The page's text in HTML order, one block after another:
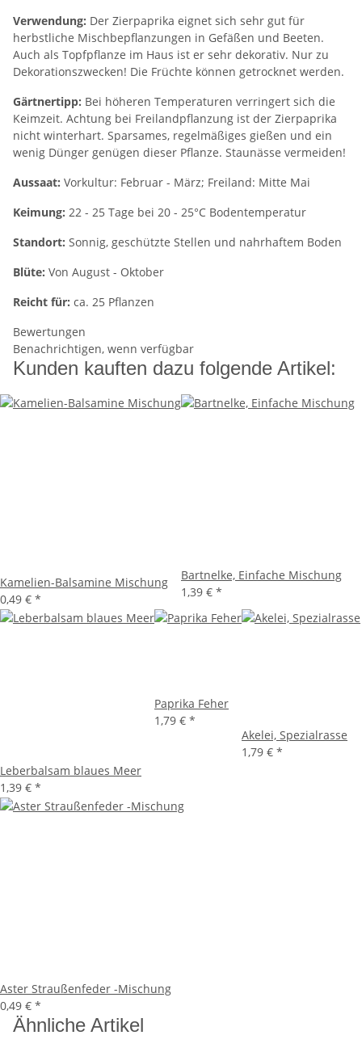
Verwendung: Der Zierpaprika eignet sich sehr gut für
herbstliche Mischbepflanzungen in Gefäßen und Beeten.
Auch als Topfpflanze im Haus ist er sehr dekorativ. Nur zu
Dekorationszwecken! Die Früchte können getrocknet werden.
Gärtnertipp: Bei höheren Temperaturen verringert sich die
Keimzeit. Achtung bei Freilandpflanzung ist der Zierpaprika
nicht winterhart. Sparsames, regelmäßiges gießen und ein
wenig Dünger genügen dieser Pflanze. Staunässe vermeiden!
Aussaat: Vorkultur: Februar - März; Freiland: Mitte Mai
Keimung: 22 - 25 Tage bei 20 - 25°C Bodentemperatur
Standort: Sonnig, geschützte Stellen und nahrhaftem Boden
Blüte: Von August - Oktober
Reicht für: ca. 25 Pflanzen
Bewertungen
Benachrichtigen, wenn verfügbar
Kunden kauften dazu folgende Artikel:
Kamelien-Balsamine Mischung
0,49 € *
Bartnelke, Einfache Mischung
1,39 € *
Leberbalsam blaues Meer
1,39 € *
Paprika Feher
1,79 € *
Akelei, Spezialrasse
1,79 € *
Aster Straußenfeder -Mischung
0,49 € *
Ähnliche Artikel